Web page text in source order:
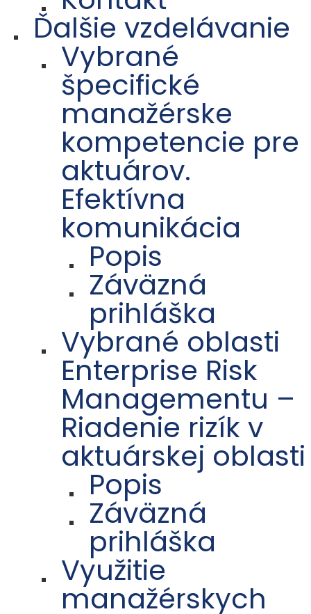
Ďalšie vzdelávanie
Vybrané
špecifické
manažérske
kompetencie pre
aktuárov.
Efektívna
komunikácia
Popis
Záväzná
prihláška
Vybrané oblasti
Enterprise Risk
Managementu –
Riadenie rizík v
aktuárskej oblasti
Popis
Záväzná
prihláška
Využitie
manažérskych